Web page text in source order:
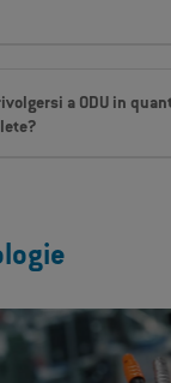
a ODU in